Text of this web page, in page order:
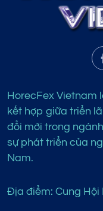
HorecFex Vietnam
kết hợp giữa triển
đổi mới trong
sự phát triển của
Nam.
Địa điểm: Cung Hội